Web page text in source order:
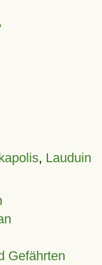
, Lauduin
Gefährten